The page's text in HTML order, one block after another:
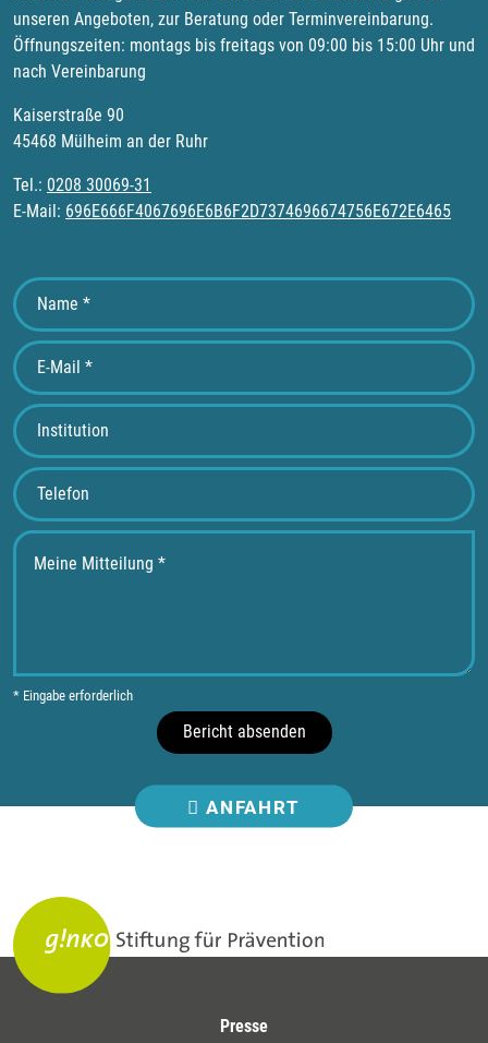
unseren Angeboten, zur Beratung oder Terminvereinbarung.
Öffnungszeiten: montags bis freitags von 09:00 bis 15:00 Uhr und
nach Vereinbarung
Kaiserstraße 90
45468 Mülheim an der Ruhr
Tel.: 0208 30069-31
E-Mail: 696E666F4067696E6B6F2D7374696674756E672E6465
* Eingabe erforderlich
Bericht absenden
ANFAHRT
Presse